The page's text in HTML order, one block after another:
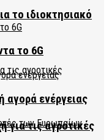
το ιδιοκτησιακό
για τις αγροτικές
το 6G
αγορά ενέργειας